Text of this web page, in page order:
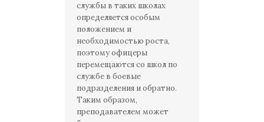
службы в таких школах
определяется особым
положением и
необходимостью роста,
поэтому офицеры
перемещаются со школ по
службе в боевые
подразделения и обратно.
Таким образом,
преподавателем может